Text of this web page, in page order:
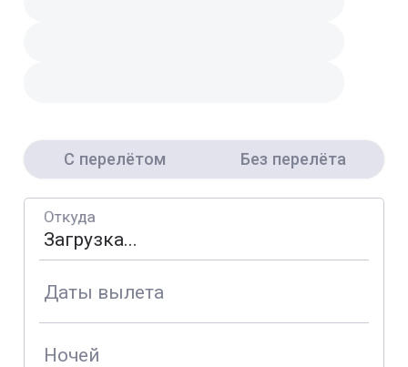
С перелётом Без перелёта
Откуда
Даты вылета
Ночей